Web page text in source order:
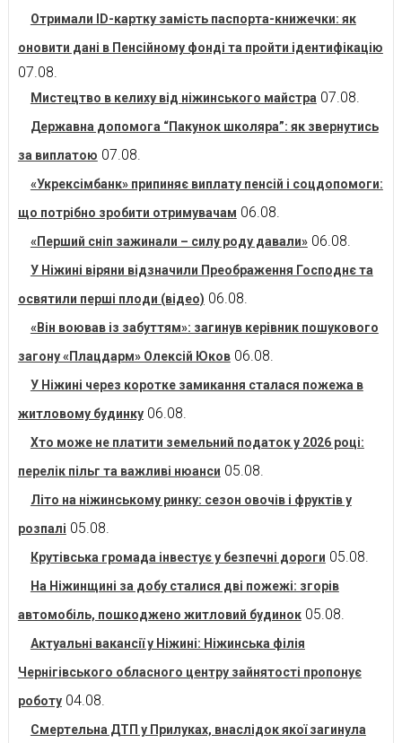
Отримали ID-картку замість паспорта-книжечки: як
оновити дані в Пенсійному фонді та пройти ідентифікацію
07.08.
Мистецтво в келиху від ніжинського майстра 07.08.
Державна допомога “Пакунок школяра”: як звернутись
за виплатою 07.08.
«Укрексімбанк» припиняє виплату пенсій і соцдопомоги:
що потрібно зробити отримувачам 06.08.
«Перший сніп зажинали – силу роду давали» 06.08.
У Ніжині віряни відзначили Преображення Господнє та
освятили перші плоди (відео) 06.08.
«Він воював із забуттям»: загинув керівник пошукового
загону «Плацдарм» Олексій Юков 06.08.
У Ніжині через коротке замикання сталася пожежа в
житловому будинку 06.08.
Хто може не платити земельний податок у 2026 році:
перелік пільг та важливі нюанси 05.08.
Літо на ніжинському ринку: сезон овочів і фруктів у
розпалі 05.08.
Крутівська громада інвестує у безпечні дороги 05.08.
На Ніжинщині за добу сталися дві пожежі: згорів
автомобіль, пошкоджено житловий будинок 05.08.
Актуальні вакансії у Ніжині: Ніжинська філія
Чернігівського обласного центру зайнятості пропонує
роботу 04.08.
Смертельна ДТП у Прилуках, внаслідок якої загинула